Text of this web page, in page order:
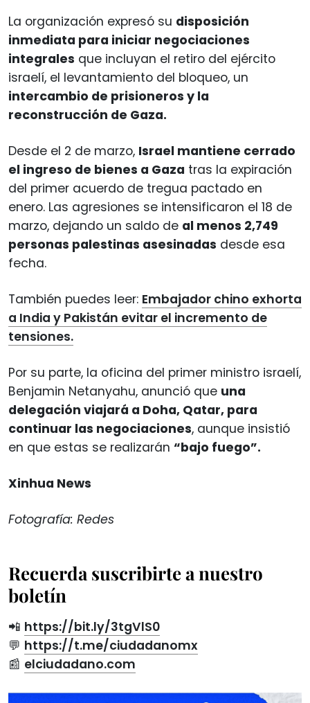
La organización expresó su disposición
inmediata para iniciar negociaciones
integrales que incluyan el retiro del ejército
israelí, el levantamiento del bloqueo, un
intercambio de prisioneros y la
reconstrucción de Gaza.
Desde el 2 de marzo, Israel mantiene cerrado
el ingreso de bienes a Gaza tras la expiración
del primer acuerdo de tregua pactado en
enero. Las agresiones se intensificaron el 18 de
marzo, dejando un saldo de al menos 2,749
personas palestinas asesinadas desde esa
fecha.
También puedes leer: Embajador chino exhorta
a India y Pakistán evitar el incremento de
tensiones.
Por su parte, la oficina del primer ministro israelí,
Benjamin Netanyahu, anunció que una
delegación viajará a Doha, Qatar, para
continuar las negociaciones, aunque insistió
en que estas se realizarán “bajo fuego”.
Xinhua News
Fotografía: Redes
Recuerda suscribirte a nuestro
boletín
📲 https://bit.ly/3tgVlS0
💬 https://t.me/ciudadanomx
📰 elciudadano.com